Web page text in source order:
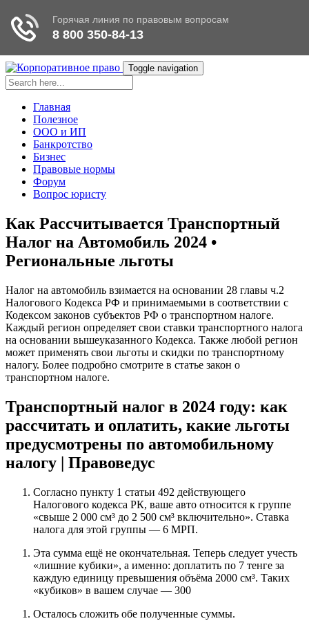
Toggle navigation
Главная
Полезное
ООО и ИП
Банкротство
Бизнес
Правовые нормы
Форум
Вопрос юристу
Как Рассчитывается Транспортный
Налог на Автомобиль 2024 •
Региональные льготы
Налог на автомобиль взимается на основании 28 главы ч.2
Налогового Кодекса РФ и принимаемыми в соответствии с
Кодексом законов субъектов РФ о транспортном налоге.
Каждый регион определяет свои ставки транспортного налога
на основании вышеуказанного Кодекса. Также любой регион
может применять свои льготы и скидки по транспортному
налогу. Более подробно смотрите в статье закон о
транспортном налоге.
Транспортный налог в 2024 году: как
рассчитать и оплатить, какие льготы
предусмотрены по автомобильному
налогу | Правоведус
Согласно пункту 1 статьи 492 действующего
Налогового кодекса РК, ваше авто относится к группе
«свыше 2 000 см³ до 2 500 см³ включительно». Ставка
налога для этой группы — 6 МРП.
Эта сумма ещё не окончательная. Теперь следует учесть
«лишние кубики», а именно: доплатить по 7 тенге за
каждую единицу превышения объёма 2000 см³. Таких
«кубиков» в вашем случае — 300
Осталось сложить обе полученные суммы.